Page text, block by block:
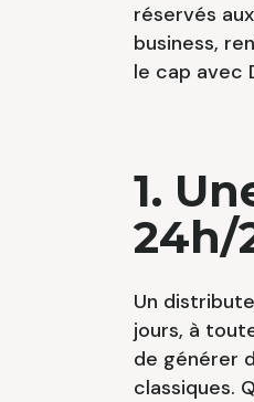
réservés
business,
le cap avec
1.
24h/
Un
jours, à
de générer
classiques.